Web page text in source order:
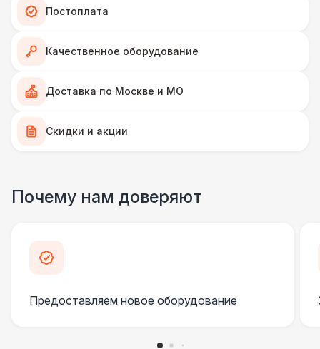
Постоплата
Качественное оборудование
Доставка по Москве и МО
Скидки и акции
Почему нам доверяют
Предоставляем новое оборудование